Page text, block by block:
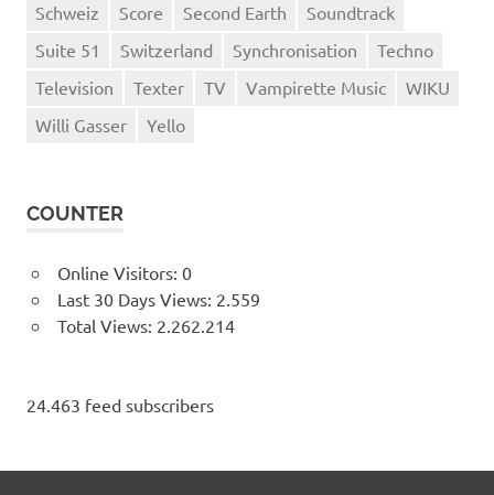
Schweiz
Score Second Earth
Soundtrack
Suite 51
Switzerland Synchronisation
Techno
Television
Texter TV Vampirette Music
WIKU
Willi Gasser
Yello
COUNTER
Online Visitors: 0
Last 30 Days Views: 2.559
Total Views: 2.262.214
24.463 feed subscribers